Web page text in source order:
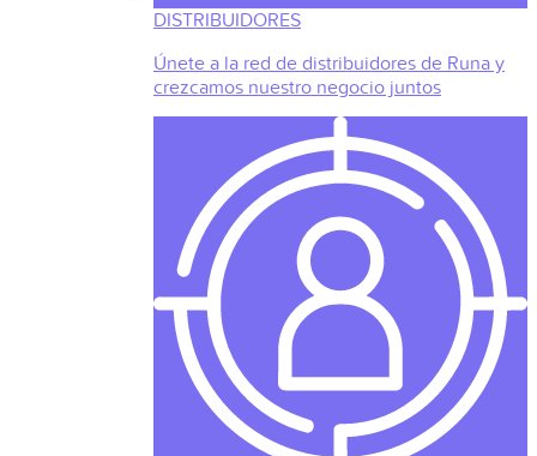
DISTRIBUIDORES
Únete a la red de distribuidores de Runa y
crezcamos nuestro negocio juntos